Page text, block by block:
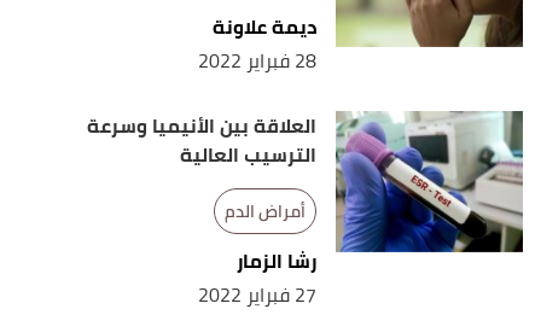
ديمة علاونة
28 فبراير 2022
العلاقة بين الأنيميا وسرعة
الترسيب العالية
أمراض الدم
رشا الزمار
27 فبراير 2022